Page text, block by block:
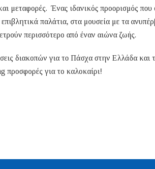
μεταφορές. Ένας ιδανικός προορισμός
παλάτια, στα μουσεία με τα
περισσότερο από έναν αιώνα ζωής.
διακοπών για το Πάσχα στην Ελλάδα
προσφορές για το καλοκαίρι!